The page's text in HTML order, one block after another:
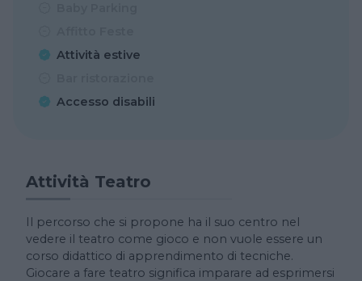
Attività estive
Accesso disabili
Attività Teatro
Il percorso che si propone ha il suo centro nel
vedere il teatro come gioco e non vuole essere un
corso didattico di apprendimento di tecniche.
Giocare a fare teatro significa imparare ad esprimersi